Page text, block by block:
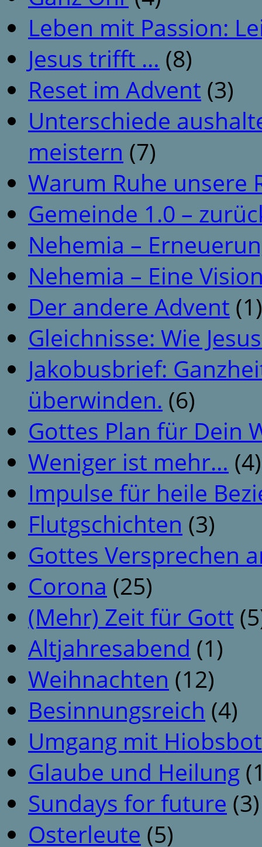
Leben mit Passion:
Jesus trifft … (8)
Reset im Advent (3)
Unterschiede
meistern (7)
Warum Ruhe unsere
Gemeinde 1.0 –
Nehemia –
Nehemia – Eine
Der andere Advent (1)
Gleichnisse: Wie
Jakobusbrief:
überwinden. (6)
Gottes Plan für Dein
Weniger ist mehr… (4)
Impulse für heile
Flutgschichten (3)
Gottes Versprechen
Corona (25)
(Mehr) Zeit für Gott
Altjahresabend (1)
Weihnachten (12)
Besinnungsreich (4)
Umgang mit
Glaube und Heilung
Sundays for future (3)
Osterleute (5)